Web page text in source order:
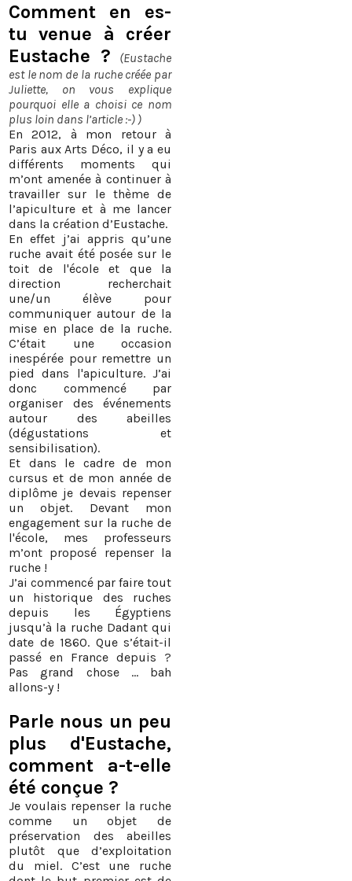
Comment en es-
tu venue à créer
Eustache ?
(Eustache
est le nom de la ruche créée par
Juliette, on vous explique
pourquoi elle a choisi ce nom
plus loin dans l’article :-) )
En 2012, à mon retour à
Paris aux Arts Déco, il y a eu
différents moments qui
m’ont amenée à continuer à
travailler sur le thème de
l’apiculture et à me lancer
dans la création d’Eustache.
En effet j’ai appris qu’une
ruche avait été posée sur le
toit de l'école et que la
direction recherchait
une/un élève pour
communiquer autour de la
mise en place de la ruche.
C’était une occasion
inespérée pour remettre un
pied dans l'apiculture. J’ai
donc commencé par
organiser des événements
autour des abeilles
(dégustations et
sensibilisation).
Et dans le cadre de mon
cursus et de mon année de
diplôme je devais repenser
un objet. Devant mon
engagement sur la ruche de
l'école, mes professeurs
m’ont proposé repenser la
ruche !
J’ai commencé par faire tout
un historique des ruches
depuis les Égyptiens
jusqu’à la ruche Dadant qui
date de 1860. Que s’était-il
passé en France depuis ?
Pas grand chose … bah
allons-y !
Parle nous un peu
plus d'Eustache,
comment a-t-elle
été conçue ?
Je voulais repenser la ruche
comme un objet de
préservation des abeilles
plutôt que d’exploitation
du miel. C’est une ruche